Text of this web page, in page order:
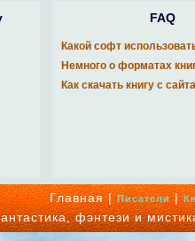
FAQ
Какой софт
Немного о форматах
Как скачать книгу с
Главная |Писатели|
фэнтези и